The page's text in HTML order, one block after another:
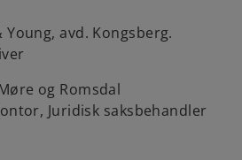
Young, avd. Kongsberg.
og Romsdal
Juridisk saksbehandler